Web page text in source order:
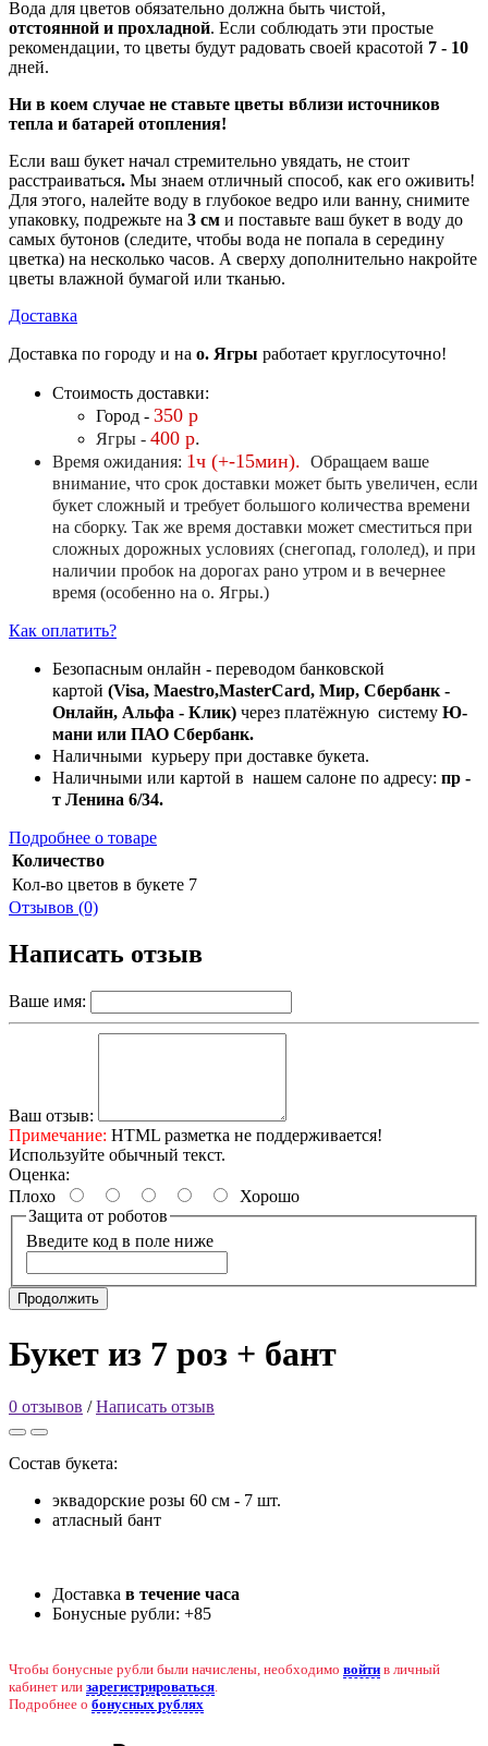
Вода для цветов обязательно должна быть чистой,
отстоянной и прохладной. Если соблюдать эти простые
рекомендации, то цветы будут радовать своей красотой 7 - 10
дней.
Ни в коем случае не ставьте цветы вблизи источников
тепла и батарей отопления!
Если ваш букет начал стремительно увядать, не стоит
расстраиваться. Мы знаем отличный способ, как его оживить!
Для этого, налейте воду в глубокое ведро или ванну, снимите
упаковку, подрежьте на 3 см и поставьте ваш букет в воду до
самых бутонов (следите, чтобы вода не попала в середину
цветка) на несколько часов. А сверху дополнительно накройте
цветы влажной бумагой или тканью.
Доставка
Доставка по городу и на о. Ягры работает круглосуточно!
Стоимость доставки:
Город - 350 р
Ягры - 400 р.
Время ожидания: 1ч (+-15мин). Обращаем ваше
внимание, что срок доставки может быть увеличен, если
букет сложный и требует большого количества времени
на сборку. Так же время доставки может сместиться при
сложных дорожных условиях (снегопад, гололед), и при
наличии пробок на дорогах рано утром и в вечернее
время (особенно на о. Ягры.)
Как оплатить?
Безопасным онлайн - переводом банковской
картой (Visa, Maestro,MasterCard, Мир, Сбербанк -
Онлайн, Альфа - Клик) через платёжную систему Ю-
мани или ПАО Сбербанк.
Наличными курьеру при доставке букета.
Наличными или картой в нашем салоне по адресу: пр -
т Ленина 6/34.
Подробнее о товаре
Количество
Кол-во цветов в букете 7
Отзывов (0)
Написать отзыв
Ваше имя:
Ваш отзыв:
Примечание: HTML разметка не поддерживается!
Используйте обычный текст.
Оценка:
Плохо
Хорошо
Защита от роботов
Введите код в поле ниже
Продолжить
Букет из 7 роз + бант
0 отзывов /Написать отзыв
Состав букета:
эквадорские розы 60 см - 7 шт.
атласный бант
Доставка в течение часа
Бонусные рубли: +85
Чтобы бонусные рубли были начислены, необходимо войти в личный
кабинет или зарегистрироваться.
Подробнее о бонусных рублях